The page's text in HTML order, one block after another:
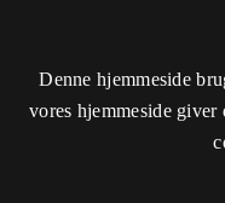
Denne hjemmeside
vores hjemmeside giver